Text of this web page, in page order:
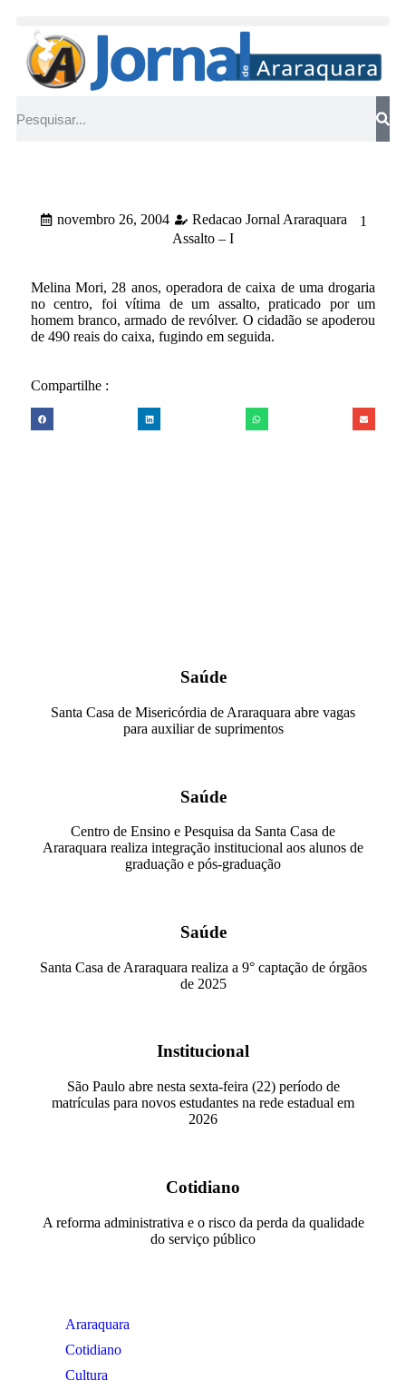
novembro 26, 2004 Redacao Jornal Araraquara
1
Assalto – I
Melina Mori, 28 anos, operadora de caixa de uma drogaria
no centro, foi vítima de um assalto, praticado por um
homem branco, armado de revólver. O cidadão se apoderou
de 490 reais do caixa, fugindo em seguida.
Compartilhe :
Saúde
Santa Casa de Misericórdia de Araraquara abre vagas
para auxiliar de suprimentos
Saúde
Centro de Ensino e Pesquisa da Santa Casa de
Araraquara realiza integração institucional aos alunos de
graduação e pós-graduação
Saúde
Santa Casa de Araraquara realiza a 9° captação de órgãos
de 2025
Institucional
São Paulo abre nesta sexta-feira (22) período de
matrículas para novos estudantes na rede estadual em
2026
Cotidiano
A reforma administrativa e o risco da perda da qualidade
do serviço público
Araraquara
Cotidiano
Cultura